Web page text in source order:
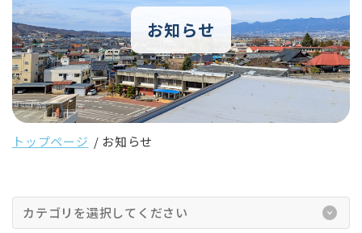
お知らせ
トップページ お知らせ
カテゴリを選択してください